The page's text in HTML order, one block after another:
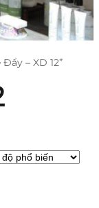
– XD 12”